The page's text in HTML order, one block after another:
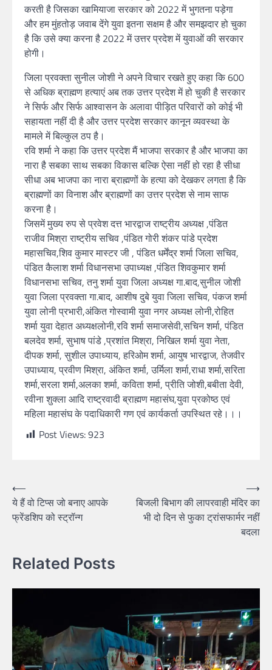
करती है जिसका खामियाजा सरकार को 2022 में भुगतना पड़ेगा
और हम मुंहतोड़ जवाब देंगे युवा इतना सक्षम है और समझदार हो चुका
है कि उसे क्या करना है 2022 में उत्तर प्रदेश में युवाओं की सरकार
होगी।
जिला प्रवक्ता सुनील जोशी ने अपने विचार रखते हुए कहा कि 600
से अधिक ब्राह्मण हत्याएं अब तक उत्तर प्रदेश में हो चुकी है सरकार
ने सिर्फ और सिर्फ आश्वासन के अलावा पीड़ित परिवारों को कोई भी
सहायता नहीं दी है और उत्तर प्रदेश सरकार कानून व्यवस्था के
मामले में बिल्कुल ठप है।
रवि शर्मा ने कहा कि उत्तर प्रदेश मैं भाजपा सरकार है और भाजपा का
नारा है सबका साथ सबका विकास बल्कि ऐसा नहीं हो रहा है सीधा
सीधा अब भाजपा का नारा ब्राह्मणों के हत्या को देखकर लगता है कि
ब्राह्मणों का विनाश और ब्राह्मणों का उत्तर प्रदेश से नाम साफ
करना है।
जिसमें मुख्य रुप से प्रवेश दत्त भारद्वाज राष्ट्रीय अध्यक्ष ,पंडित
राजीव मिश्रा राष्ट्रीय सचिव ,पंडित गोरी शंकर पांडे प्रदेश
महासचिव,शिव कुमार मास्टर जी , पंडित धर्मेंद्र शर्मा जिला सचिव,
पंडित कैलाश शर्मा विधानसभा उपाध्यक्ष ,पंडित शिवकुमार शर्मा
विधानसभा सचिव, तनु शर्मा युवा जिला अध्यक्ष गा.बाद,सुनील जोशी
युवा जिला प्रवक्ता गा.बाद, आशीष दुबे युवा जिला सचिव, पंकज शर्मा
युवा लोनी प्रभारी,अंकित गोस्वामी युवा नगर अध्यक्ष लोनी,रोहित
शर्मा युवा देहात अध्यक्षलोनी,रवि शर्मा समाजसेवी,सचिन शर्मा, पंडित
बलदेव शर्मा, सुभाष पांडे ,प्रशांत मिश्रा, निखिल शर्मा युवा नेता,
दीपक शर्मा, सुशील उपाध्याय, हरिओम शर्मा, आयुष भारद्वाज, तेजवीर
उपाध्याय, प्रवीण मिश्रा, अंकित शर्मा, उर्मिला शर्मा,राधा शर्मा,सरिता
शर्मा,सरला शर्मा,अलका शर्मा, कविता शर्मा, प्रीति जोशी,बबीता देवी,
रवीना शुक्ला आदि राष्ट्रवादी ब्राह्मण महासंघ,युवा प्रकोष्ठ एवं
महिला महासंघ के पदाधिकारी गण एवं कार्यकर्ता उपस्थित रहे।।।
Post Views:923
⟵
ये हैं वो टिप्स जो बनाए आपके
फ्रेंडशिप को स्ट्रॉन्ग
बिजली बिभाग की लापरवाही मंदिर का
भी दो दिन से फुका ट्रांसफार्मर नहीं
बदला
⟶
Related Posts